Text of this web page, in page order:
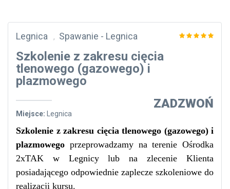
Legnica , Spawanie - Legnica
Szkolenie z zakresu cięcia
tlenowego (gazowego) i
plazmowego
ZADZWOŃ
Miejsce: Legnica
Szkolenie z zakresu cięcia tlenowego (gazowego) i
plazmowego przeprowadzamy na terenie Ośrodka
2xTAK w Legnicy lub na zlecenie Klienta
posiadającego odpowiednie zaplecze szkoleniowe do
realizacji kursu.